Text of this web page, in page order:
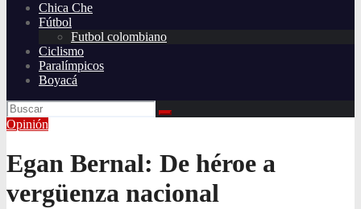
Chica Che
Fútbol
Futbol colombiano
Ciclismo
Paralímpicos
Boyacá
Opinión
Egan Bernal: De héroe a
vergüenza nacional